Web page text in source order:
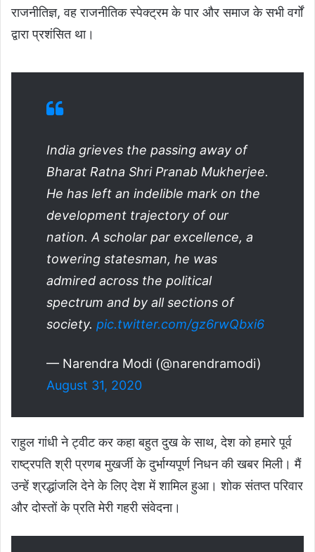
राजनीतिज्ञ, वह राजनीतिक स्पेक्ट्रम के पार और समाज के सभी वर्गों
द्वारा प्रशंसित था।
India grieves the passing away of
Bharat Ratna Shri Pranab Mukherjee.
He has left an indelible mark on the
development trajectory of our
nation. A scholar par excellence, a
towering statesman, he was
admired across the political
spectrum and by all sections of
society. pic.twitter.com/gz6rwQbxi6
— Narendra Modi (@narendramodi)
August 31, 2020
राहुल गांधी ने ट्वीट कर कहा बहुत दुख के साथ, देश को हमारे पूर्व
राष्ट्रपति श्री प्रणब मुखर्जी के दुर्भाग्यपूर्ण निधन की खबर मिली। मैं
उन्हें श्रद्धांजलि देने के लिए देश में शामिल हुआ। शोक संतप्त परिवार
और दोस्तों के प्रति मेरी गहरी संवेदना।